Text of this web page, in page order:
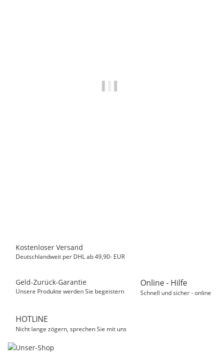
Kostenloser Versand
Deutschlandweit per DHL ab 49,90- EUR
Geld-Zurück-Garantie
Unsere Produkte werden Sie begeistern
Online - Hilfe
Schnell und sicher - online
HOTLINE
Nicht lange zögern, sprechen Sie mit uns